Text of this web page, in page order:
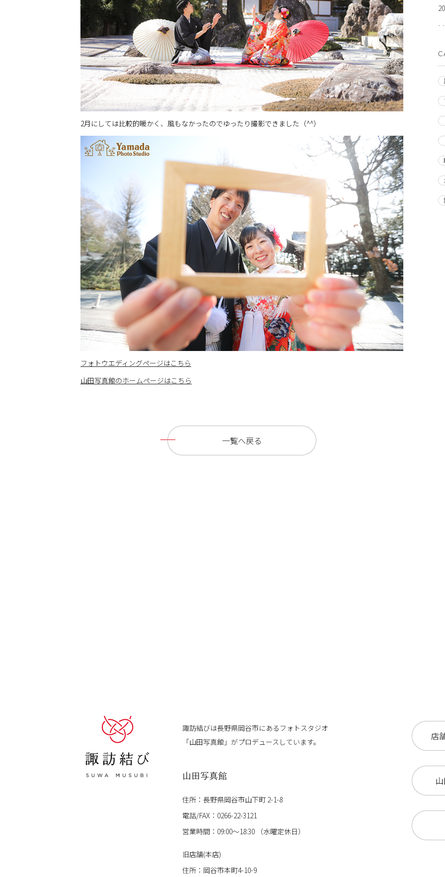
2月にしては比較的暖かく、風もなかったのでゆったり撮影できました（^^）
フォトウエディングページはこちら
山田写真館のホームページはこちら
一覧へ戻る
諏訪結びは長野県岡谷市にある フォトスタジオ
「山田写真館」がプロデュースしています。
山田写真館
住所：長野県岡谷市山下町 2-1-8
電話/FAX： 0266-22-3121
営業時間：09:00〜18:30 （水曜定休日）
旧店舗(本店)
住所：岡谷市本町4-10-9
店